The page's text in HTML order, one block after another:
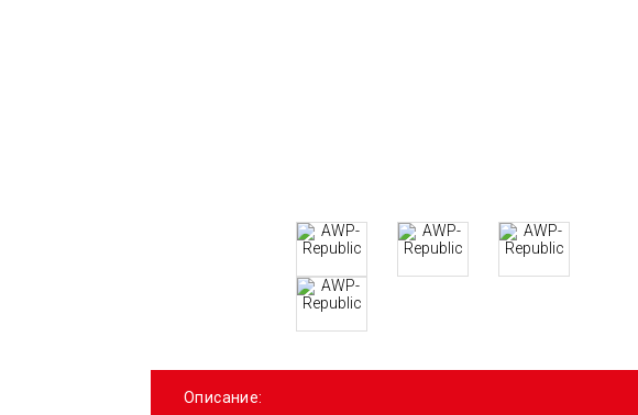
Описание: